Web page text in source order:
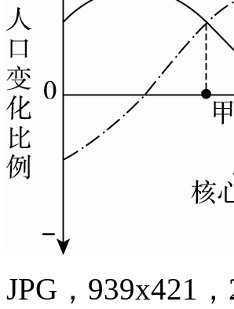
JPG，939x421